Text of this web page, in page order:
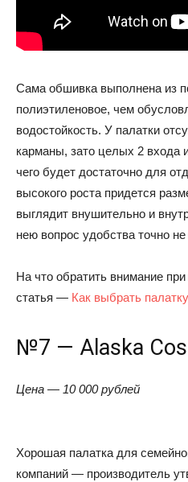
Сама обшивка выполнена из
полиэтиленовое, чем
водостойкость. У палатки
карманы, зато целых 2 входа
чего будет достаточно для
высокого роста придется
выглядит внушительно и
нею вопрос удобства точно не
На что обратить внимание
статья — Как выбрать палатку
№7 — Alaska
Цена — 10 000 рублей
Хорошая палатка для
компаний — производитель